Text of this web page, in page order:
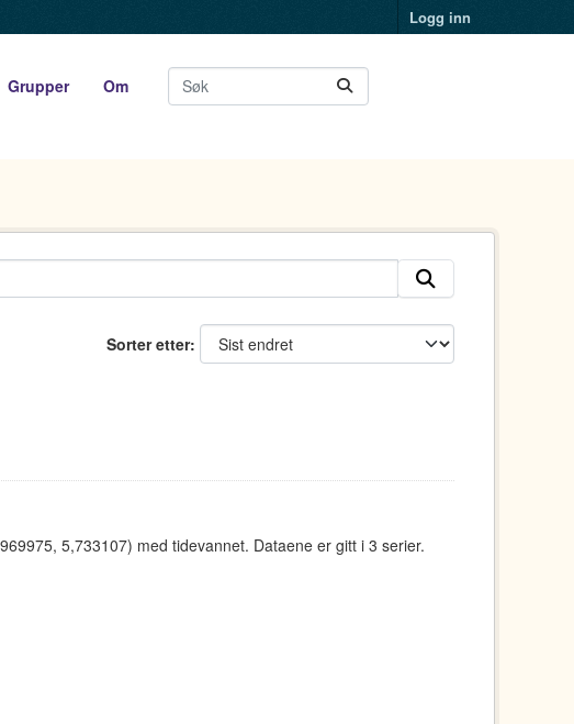
Logg inn
Grupper Om
Sorter etter
5,733107) med tidevannet. Dataene er gitt i 3 serier.